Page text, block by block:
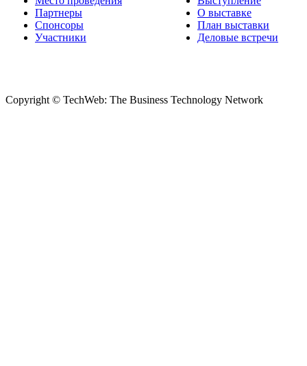
Партнеры
Спонсоры
Участники
О выставке
План выставки
Деловые встречи
Copyright © TechWeb: The Business Technology Network